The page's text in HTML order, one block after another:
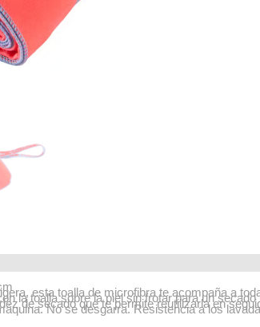
esta toalla de microfibra te acompaña a
la toalla sobre la piel sin frotar para un secado
de secado que te permite reutilizarla en
No se desgarra. Resistencia a los